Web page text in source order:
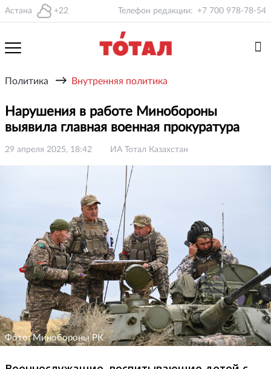
Астана +22 Телефон редакции: +7 700 978-78-54
Политика → Внутренняя политика
Нарушения в работе Минобороны
выявила главная военная прокуратура
29 апреля 2025, 18:42 ИА Тотал Казахстан
Фото: Минобороны РК